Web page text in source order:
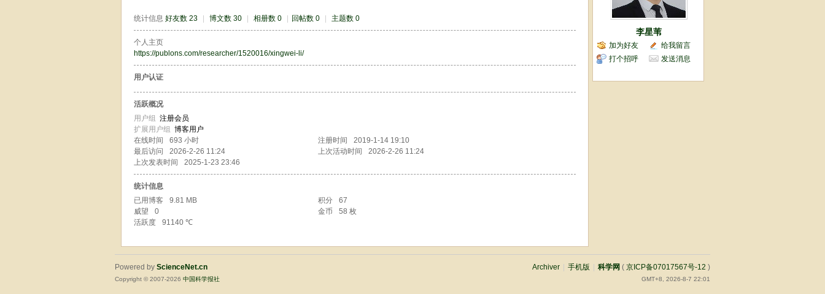
统计信息 好友数 23 博文数 30 相册数 0 回帖数 0 主题数 0
个人主页
https://publons.com/researcher/1520016/xingwei-li/
用户认证
活跃概况
用户组 注册会员
扩展用户组 博客用户
在线时间
693 小时 注册时间
2019-1-14 19:10
最后访问
2026-2-26 11:24 上次活动时间
2026-2-26 11:24
上次发表时间
2025-1-23 23:46
统计信息
已用博客
9.81 MB 积分
67
威望
0 金币
58 枚
活跃度
91140 ℃
李星苇
加为好友
给我留言
打个招呼
发送消息
Archiver 手机版 科学网 ( 京ICP备07017567号-12 )
GMT+8, 2026-8-7 22:01
Powered by ScienceNet.cn
Copyright © 2007-2026 中国科学报社